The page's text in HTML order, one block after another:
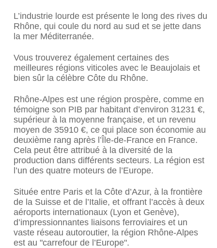
L’industrie lourde est présente le long des rives du
Rhône, qui coule du nord au sud et se jette dans
la mer Méditerranée.
Vous trouverez également certaines des
meilleures régions viticoles avec le Beaujolais et
bien sûr la célèbre Côte du Rhône.
Rhône-Alpes est une région prospère, comme en
témoigne son PIB par habitant d’environ 31231 €,
supérieur à la moyenne française, et un revenu
moyen de 35910 €, ce qui place son économie au
deuxième rang après l’Île-de-France en France.
Cela peut être attribué à la diversité de la
production dans différents secteurs. La région est
l’un des quatre moteurs de l’Europe.
Située entre Paris et la Côte d’Azur, à la frontière
de la Suisse et de l’Italie, et offrant l’accès à deux
aéroports internationaux (Lyon et Genève),
d’impressionnantes liaisons ferroviaires et un
vaste réseau autoroutier, la région Rhône-Alpes
est au "carrefour de l’Europe".